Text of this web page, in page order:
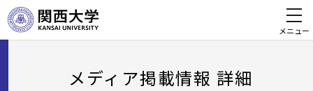
メニュー
メディア掲載情報 詳細